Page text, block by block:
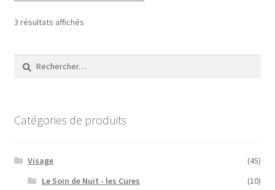
3 résultats affichés
Rechercher :
Catégories de produits
Visage
(45)
Le Soin de Nuit - les Cures
(10)